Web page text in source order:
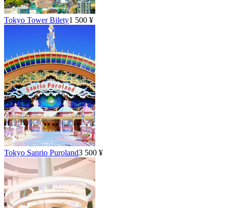
Tokyo Tower Bilety1 500 ¥
Tokyo Sanrio Puroland3 500 ¥